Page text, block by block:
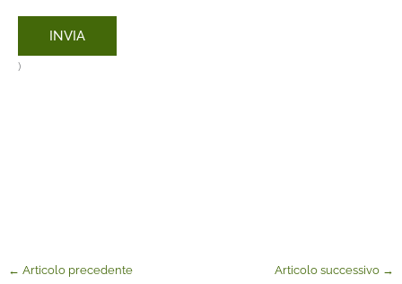
)
← Articolo precedente Articolo successivo →